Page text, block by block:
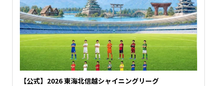
【公式】2026 東海北信越シャイニングリーグ